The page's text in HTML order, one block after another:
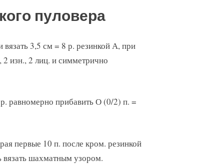
пуловера
3,5 см = 8 р. резинкой А, при
2 изн., 2 лиц. и симметрично
равномерно прибавить О (0/2) п. =
первые 10 п. после кром. резинкой
вязать шахматным узором.